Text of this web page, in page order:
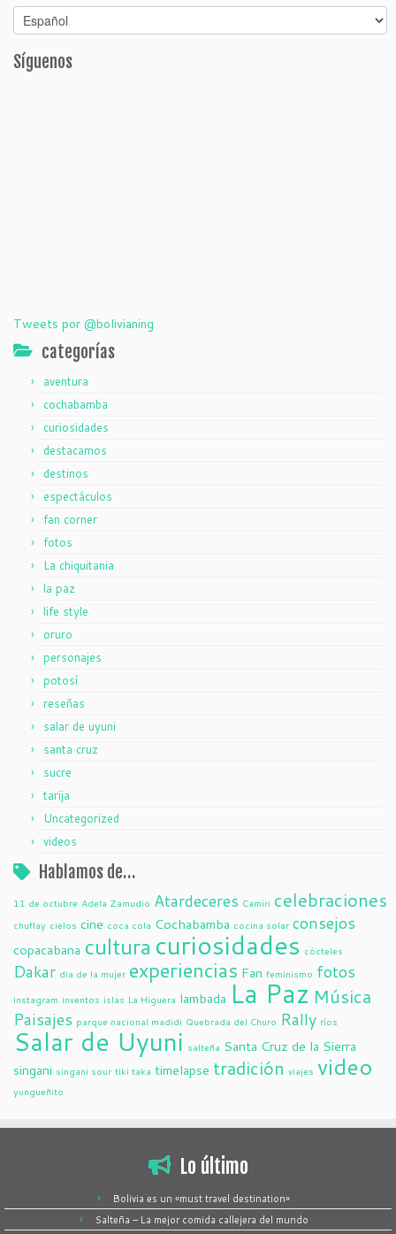
Síguenos
Tweets por @bolivianing
categorías
aventura
cochabamba
curiosidades
destacamos
destinos
espectáculos
fan corner
fotos
La chiquitania
la paz
life style
oruro
personajes
potosí
reseñas
salar de uyuni
santa cruz
sucre
tarija
Uncategorized
videos
Hablamos de…
11 de octubre Adela Zamudio Atardeceres Camiri celebraciones
chuflay cielos cine coca cola Cochabamba cocina solar consejos
copacabana cultura curiosidades cócteles
Dakar dia de la mujer experiencias Fan feminismo fotos
instagram inventos islas La Higuera lambada La Paz Música
Paisajes parque nacional madidi Quebrada del Churo Rally ríos
Salar de Uyuni salteña Santa Cruz de la Sierra
singani singani sour tiki taka timelapse tradición viajes video
yungueñito
Lo último
Bolivia es un «must travel destination»
Salteña – La mejor comida callejera del mundo